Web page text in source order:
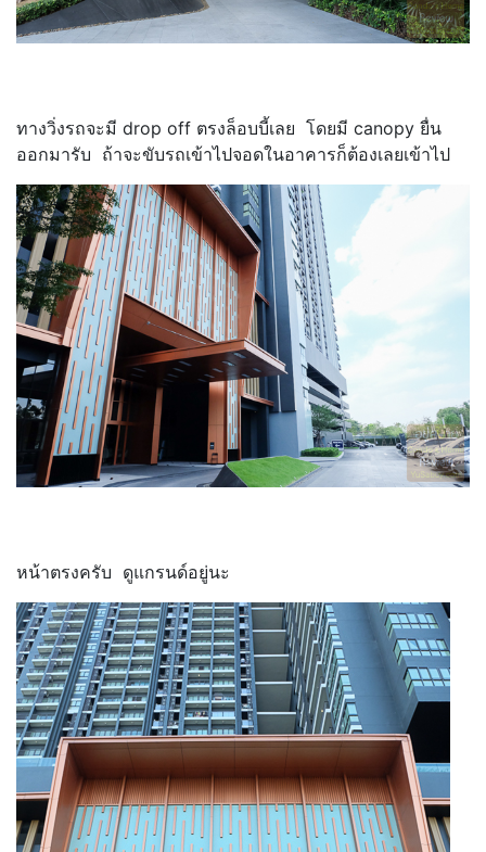
ทางวิ่งรถจะมี drop off ตรงล็อบบี้เลย โดยมี canopy ยื่น
ออกมารับ ถ้าจะขับรถเข้าไปจอดในอาคารก็ต้องเลยเข้าไป
หน้าตรงครับ ดูแกรนด์อยู่นะ